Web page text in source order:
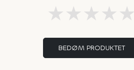
★★★★★
BEDØM PRODUKTET